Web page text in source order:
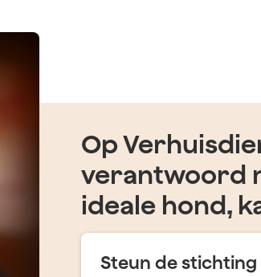
Op
verantwoord
ideale hond,
Steun de stichting